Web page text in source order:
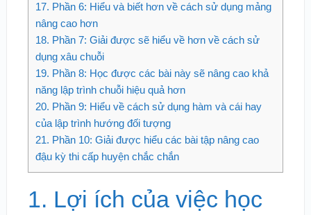
17. Phần 6: Hiểu và biết hơn về cách sử dụng mảng
nâng cao hơn
18. Phần 7: Giải được sẽ hiểu về hơn về cách sử
dụng xâu chuỗi
19. Phần 8: Học được các bài này sẽ nâng cao khả
năng lập trình chuỗi hiệu quả hơn
20. Phần 9: Hiểu về cách sử dụng hàm và cái hay
của lập trình hướng đối tượng
21. Phần 10: Giải được hiểu các bài tập nâng cao
đậu kỳ thi cấp huyện chắc chắn
1. Lợi ích của việc học